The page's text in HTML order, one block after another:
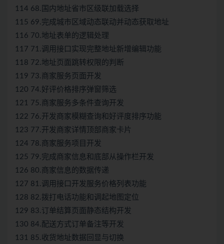
114 68.国内地址省市区级联加载选择
115 69.完成城市区域动态联动并动态获取地址
116 70.地址表单的逻辑处理
117 71.调用接口实现完整地址新增编辑功能
118 72.地址页面跳转权限的判断
119 73.商家服务页面开发
120 74.好评价格排序弹窗筛选
121 75.商家服务多条件查询开发
122 76.开发商家模糊查询和好评度排序功能
123 77.开发商家详情顶部商家卡片
124 78.商家服务项目开发
125 79.完成商家信息和底部从操作栏开发
126 80.商家信息的数据传递
127 81.调用接口开发服务价格列表功能
128 82.拨打电话功能和调起地图定位
129 83.订单结算页面静态结构开发
130 84.配送方式订单备注等开发
131 85.收货地址数据回显与切换